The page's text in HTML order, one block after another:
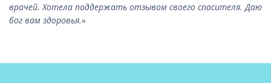
врачей. Хотела поддержать отзывом своего спасителя. Даю
бог вам здоровья.»